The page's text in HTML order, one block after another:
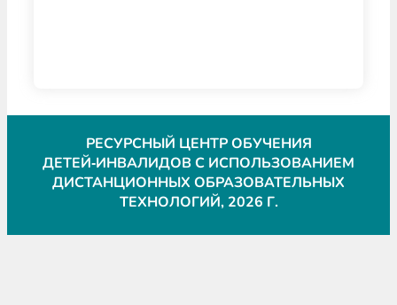
РЕСУРСНЫЙ ЦЕНТР ОБУЧЕНИЯ
ДЕТЕЙ‑ИНВАЛИДОВ С ИСПОЛЬЗОВАНИЕМ
ДИСТАНЦИОННЫХ ОБРАЗОВАТЕЛЬНЫХ
ТЕХНОЛОГИЙ, 2026 Г.